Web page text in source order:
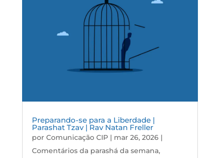
Preparando-se para a Liberdade |
Parashat Tzav | Rav Natan Freller
por Comunicação CIP| mar 26, 2026|
Comentários da parashá da semana,